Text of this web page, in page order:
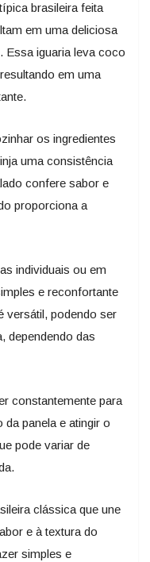
brasileira feita
em uma deliciosa
Essa iguaria leva coco
em uma
os ingredientes
uma consistência
confere sabor e
proporciona a
individuais ou em
e reconfortante
versátil, podendo ser
dependendo das
constantemente para
panela e atingir o
pode variar de
clássica que une
e à textura do
simples e